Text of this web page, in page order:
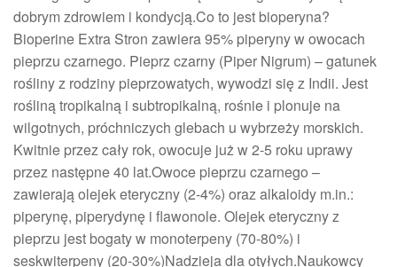
dobrym zdrowiem i kondycją.Co to jest bioperyna?
Bioperine Extra Stron zawiera 95% piperyny w owocach
pieprzu czarnego. Pieprz czarny (Piper Nigrum) – gatunek
rośliny z rodziny pieprzowatych, wywodzi się z Indii. Jest
rośliną tropikalną i subtropikalną, rośnie i plonuje na
wilgotnych, próchniczych glebach u wybrzeży morskich.
Kwitnie przez cały rok, owocuje już w 2-5 roku uprawy
przez następne 40 lat.Owoce pieprzu czarnego –
zawierają olejek eteryczny (2-4%) oraz alkaloidy m.in.:
piperynę, piperydynę i flawonole. Olejek eteryczny z
pieprzu jest bogaty w monoterpeny (70-80%) i
seskwiterpeny (20-30%)Nadzieja dla otyłych.Naukowcy